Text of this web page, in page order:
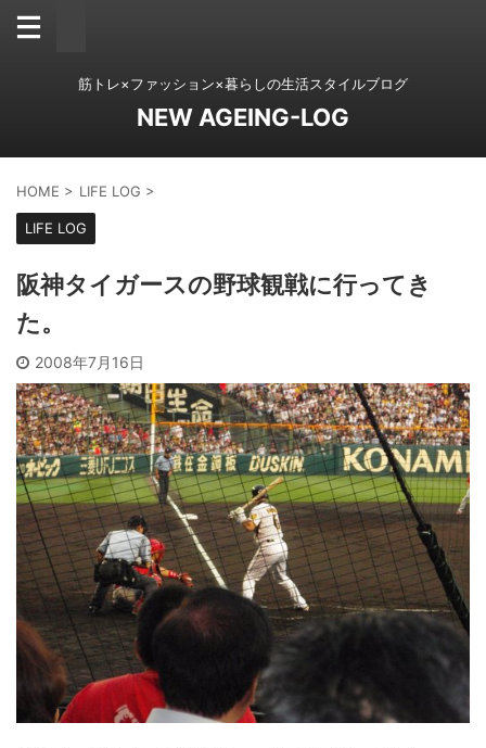
筋トレ×ファッション×暮らしの生活スタイルブログ
NEW AGEING-LOG
HOME > LIFE LOG >
LIFE LOG
阪神タイガースの野球観戦に行ってき
た。
2008年7月16日